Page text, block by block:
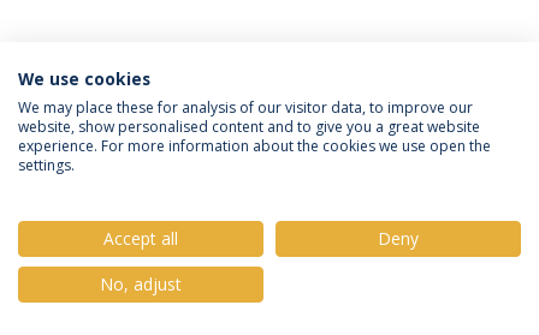
Política de Privacidade
Termos e Condições
Direitos do Titular dos Dados
© 2026 Universidade Católica Portuguesa
We use cookies
We may place these for analysis of our visitor data, to improve our
website, show personalised content and to give you a great website
experience. For more information about the cookies we use open the
settings.
Accept all
Deny
No, adjust